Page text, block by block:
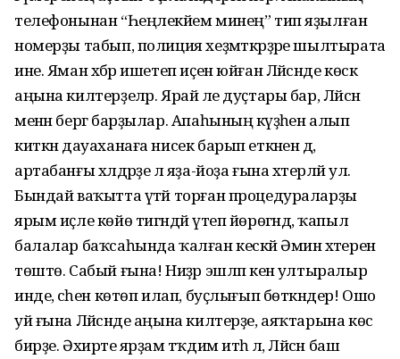
телефонынан “Һеңлекәйем минең” тип яҙылған
номерҙы табып, полиция хеҙмәткәрҙәре шылтырата
ине. Яман хәбәр ишетеп иҫен юйған Ләйсәнде көскә
аңына килтерҙеләр. Ярай әле дуҫтары бар, Ләйсән
менән бергә барҙылар. Апаһының кәүҙәһен алып
киткән дауаханаға нисек барып еткәнен дә,
артабанғы хәлдәрҙе лә яҙа-йоҙа ғына хәтерләй ул.
Бындай ваҡытта үтәй торған процедураларҙы
ярым иҫле көйө тигәндәй үтеп йөрөгәндә, ҡапыл
балалар баҡсаһында ҡалған кескәй Әминә хәтеренә
төштө. Сабый ғына! Ниҙәр эшләп кенә ултыралыр
инде, әсәһен көтөп илап, буҫлығып бөткәндер! Ошо
уй ғына Ләйсәнде аңына килтерҙе, аяҡтарына көс
бирҙе. Әхирәте ярҙам тәҡдим итһә лә, Ләйсән баш